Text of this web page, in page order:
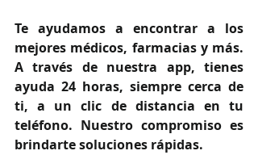
Te ayudamos a encontrar a los
mejores médicos, farmacias y más.
A través de nuestra app, tienes
ayuda 24 horas, siempre cerca de
ti, a un clic de distancia en tu
teléfono. Nuestro compromiso es
brindarte soluciones rápidas.